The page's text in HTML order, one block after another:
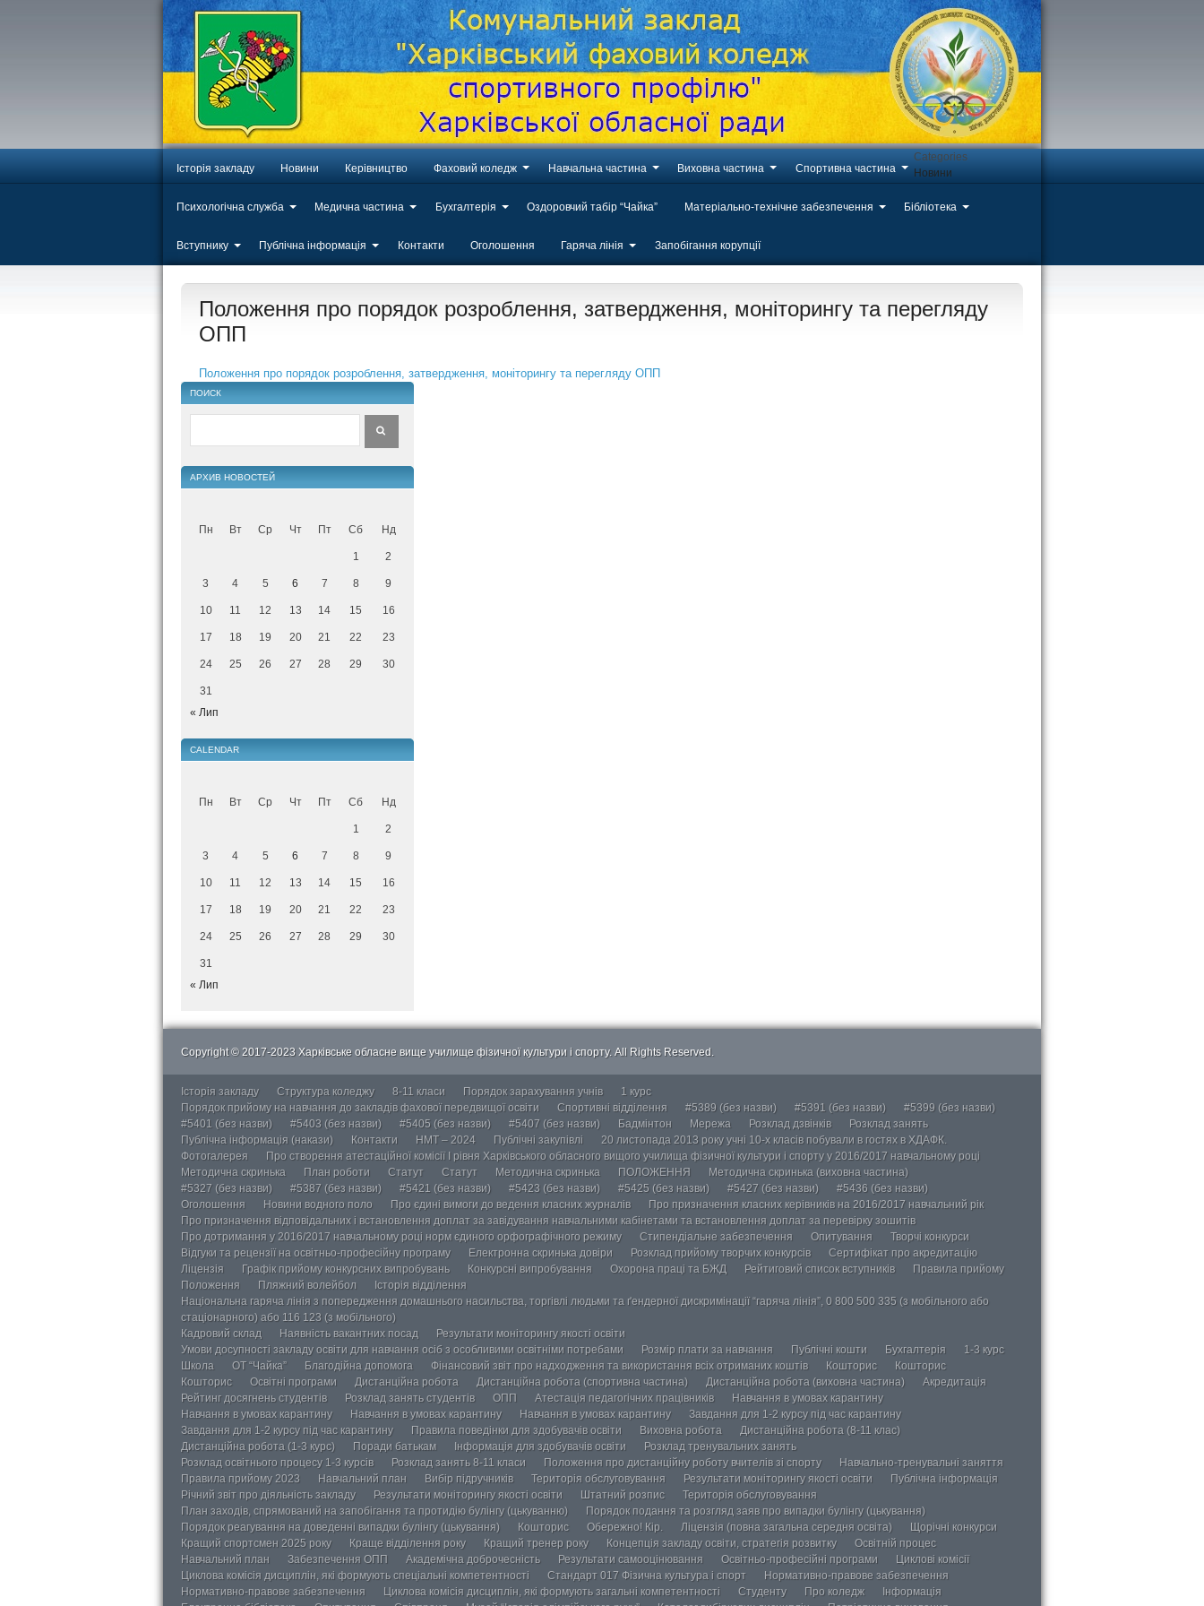
Історія закладу Новини Керівництво Фаховий коледж Навчальна частина Виховна частина Спортивна частина
Психологічна служба Медична частина Бухгалтерія Оздоровчий табір “Чайка” Матеріально-технічне забезпечення Бібліотека
Вступнику Публічна інформація Контакти Оголошення Гаряча лінія Запобігання корупції
Categories
Новини
Положення про порядок розроблення, затвердження, моніторингу та перегляду
ОПП
Положення про порядок розроблення, затвердження, моніторингу та перегляду ОПП
ПОИСК
АРХИВ НОВОСТЕЙ
Пн Вт Ср Чт Пт Сб Нд
1 2
3 4 5 6 7 8 9
10 11 12 13 14 15 16
17 18 19 20 21 22 23
24 25 26 27 28 29 30
31
« Лип
CALENDAR
Пн Вт Ср Чт Пт Сб Нд
1 2
3 4 5 6 7 8 9
10 11 12 13 14 15 16
17 18 19 20 21 22 23
24 25 26 27 28 29 30
31
« Лип
Copyright © 2017-2023 Харківське обласне вище училище фізичної культури і спорту. All Rights Reserved.
Історія закладу Структура коледжу 8-11 класи Порядок зарахування учнів
1 курс
Порядок прийому на навчання до закладів фахової передвищої освіти
Спортивні відділення #5389 (без назви) #5391 (без назви)
#5399 (без назви)
#5401 (без назви)
#5403 (без назви) #5405 (без назви) #5407 (без назви) Бадмінтон Мережа Розклад дзвінків
Розклад занять
Публічна інформація (накази)
Контакти НМТ – 2024 Публічні закупівлі
20 листопада 2013 року учні 10-х класів побували в гостях в ХДАФК.
Фотогалерея
Про створення атестаційної комісії І рівня Харківського обласного вищого училища фізичної культури і спорту у 2016/2017 навчальному році
Методична скринька
План роботи Статут Статут Методична скринька ПОЛОЖЕННЯ
Методична скринька (виховна частина)
#5327 (без назви)
#5387 (без назви) #5421 (без назви) #5423 (без назви) #5425 (без назви) #5427 (без назви)
#5436 (без назви)
Оголошення
Новини водного поло Про єдині вимоги до ведення класних журналів
Про призначення класних керівників на 2016/2017 навчальний рік
Про призначення відповідальних і встановлення доплат за завідування навчальними кабінетами та встановлення доплат за перевірку зошитів
Про дотримання у 2016/2017 навчальному році норм єдиного орфографічного режиму
Стипендіальне забезпечення Опитування
Творчі конкурси
Відгуки та рецензії на освітньо-професійну програму
Електронна скринька довіри Розклад прийому творчих конкурсів
Сертифікат про акредитацію
Ліцензія
Графік прийому конкурсних випробувань Конкурсні випробування Охорона праці та БЖД Рейтиговий список вступників
Правила прийому
Положення
Пляжний волейбол
Історія відділення
Національна гаряча лінія з попередження домашнього насильства, торгівлі людьми та ґендерної дискримінації “гаряча лінія”, 0 800 500 335 (з мобільного або
стаціонарного) або 116 123 (з мобільного)
Кадровий склад
Наявність вакантних посад
Результати моніторингу якості освіти
Умови досупності закладу освіти для навчання осіб з особливими освітніми потребами
Розмір плати за навчання Публічні кошти Бухгалтерія
1-3 курс
Школа
ОТ “Чайка” Благодійна допомога Фінансовий звіт про надходження та використання всіх отриманих коштів Кошторис
Кошторис
Кошторис
Освітні програми Дистанційна робота Дистанційна робота (спортивна частина) Дистанційна робота (виховна частина)
Акредитація
Рейтинг досягнень студентів
Розклад занять студентів ОПП Атестація педагогічних працівників
Навчання в умовах карантину
Навчання в умовах карантину
Навчання в умовах карантину Навчання в умовах карантину
Завдання для 1-2 курсу під час карантину
Завдання для 1-2 курсу під час карантину
Правила поведінки для здобувачів освіти Виховна робота
Дистанційна робота (8-11 клас)
Дистанційна робота (1-3 курс)
Поради батькам Інформація для здобувачів освіти
Розклад тренувальних занять
Розклад освітнього процесу 1-3 курсів
Розклад занять 8-11 класи Положення про дистанційну роботу вчителів зі спорту
Навчально-тренувальні заняття
Правила прийому 2023
Навчальний план Вибір підручників Територія обслуговування Результати моніторингу якості освіти
Публічна інформація
Річний звіт про діяльність закладу
Результати моніторингу якості освіти Штатний розпис
Територія обслуговування
План заходів, спрямований на запобігання та протидію булінгу (цькуванню)
Порядок подання та розгляд заяв про випадки булінгу (цькування)
Порядок реагування на доведенні випадки булінгу (цькування)
Кошторис Обережно! Кір. Ліцензія (повна загальна середня освіта)
Щорічні конкурси
Кращий спортсмен 2025 року
Краще відділення року Кращий тренер року Концепція закладу освіти, стратегія розвитку
Освітній процес
Навчальний план
Забезпечення ОПП Академічна доброчесність Результати самооцінювання Освітньо-професійні програми
Циклові комісії
Циклова комісія дисциплін, які формують спеціальні компетентності
Стандарт 017 Фізична культура і спорт
Нормативно-правове забезпечення
Нормативно-правове забезпечення
Циклова комісія дисциплін, які формують загальні компетентності Студенту Про коледж
Інформація